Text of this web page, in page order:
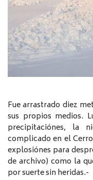
Fue arrastrado diez
sus propios medios.
precipitaciónes, la
complicado en el
explosiónes para
de archivo) como la
por suerte sin heridas.-